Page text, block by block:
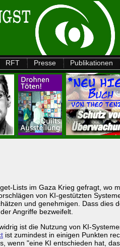
RFT Presse Publikationen
Lists im Gaza Krieg gefragt, wo
von KI-gestützten
und genehmigen. Dass
Angriffe bezweifelt.
ist die Nutzung von KI-
ist zumindest in einigen Punkten
wenn "eine KI entschieden hat,